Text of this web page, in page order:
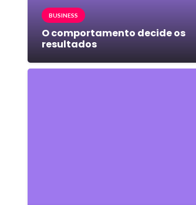
BUSINESS
O comportamento decide os
resultados